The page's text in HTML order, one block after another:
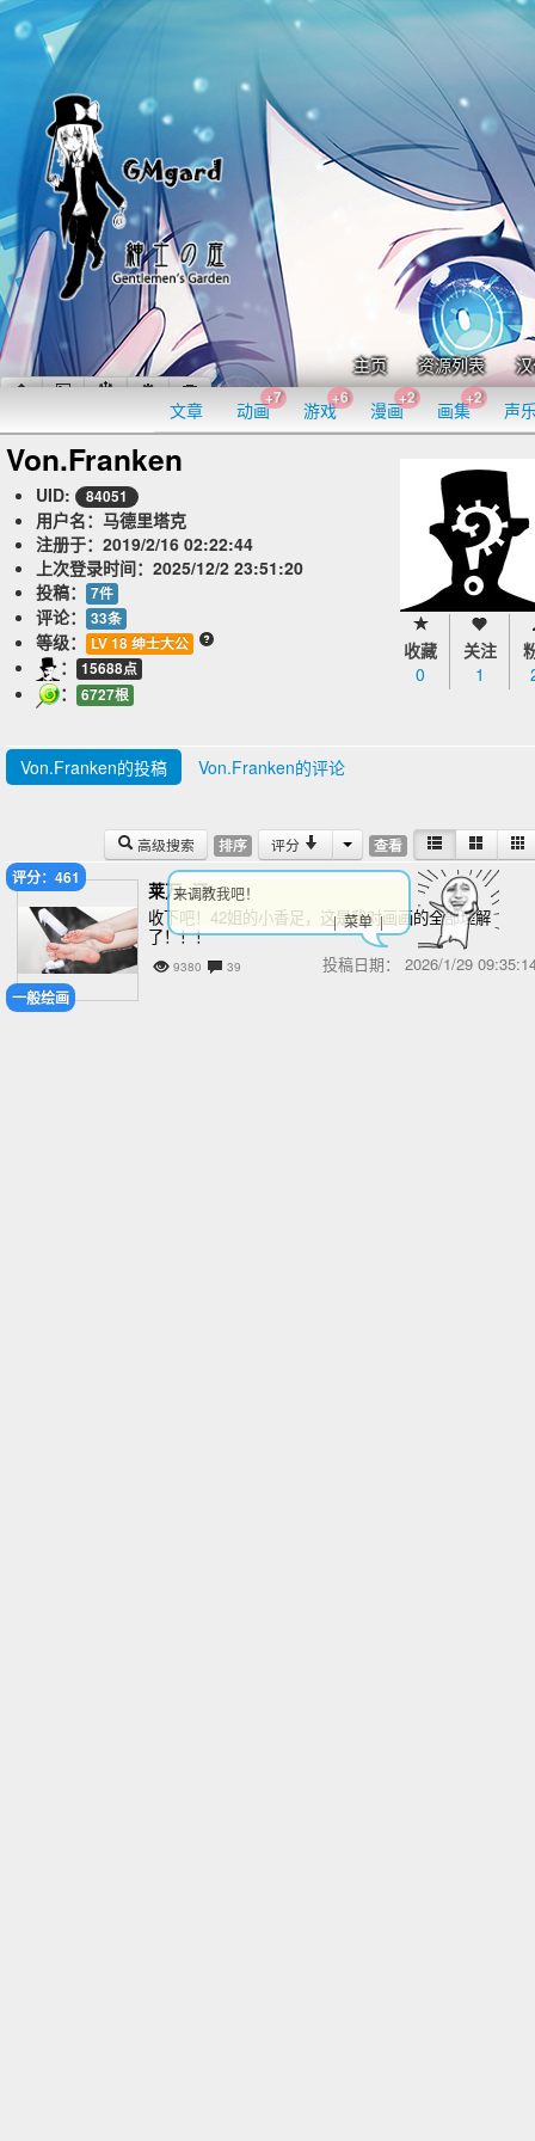
主页 资源列表
文章 动画
+7
游戏
+6
漫画
+2
画集
+2
声
收藏
0
关注
1
Von.Franken
UID: 84051
用户名：马德里塔克
注册于： 2019/2/16 02:22:44
上次登录时间： 2025/12/2 23:51:20
投稿：
7件
评论： 33条
等级： LV 18 绅士大公
： 15688点
： 6727根
Von.Franken的投稿 Von.Franken的评论
高级搜索 排序 评分 查看
一般绘画
评分：461
莱万~汀!
收下吧！42姐的小香足，这是我对画画的全部理解
了！！！
9380 39 投稿日期： 2026/1/29
来调教我吧！
| 菜单 |